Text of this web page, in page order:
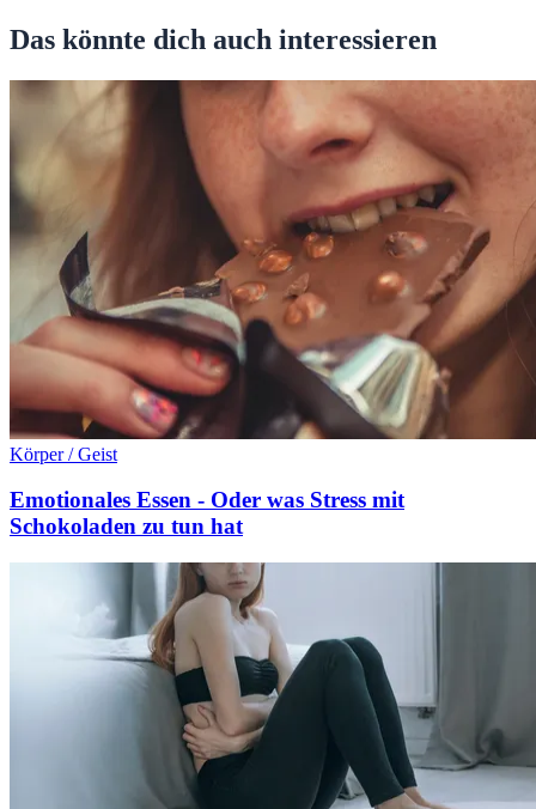
Das könnte dich auch interessieren
Körper / Geist
Emotionales Essen - Oder was Stress mit
Schokoladen zu tun hat